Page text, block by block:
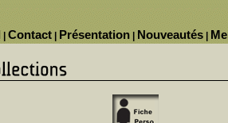
Nouveautés
Présentation
Contact